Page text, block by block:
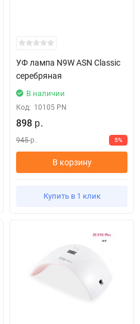
УФ лампа N9W ASN Classic
серебряная
В наличии
Код: 10105 PN
898 р.
945р. 5%
В корзину
Купить в 1 клик